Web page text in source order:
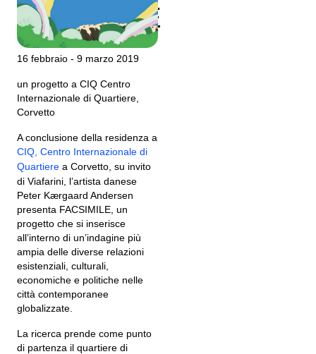
FACSIMILE
16 febbraio - 9 marzo 2019
un progetto a CIQ Centro
Internazionale di Quartiere,
Corvetto
A conclusione della residenza a
CIQ, Centro Internazionale di
Quartiere a Corvetto, su invito
di Viafarini, l’artista danese
Peter Kærgaard Andersen
presenta FACSIMILE, un
progetto che si inserisce
all’interno di un’indagine più
ampia delle diverse relazioni
esistenziali, culturali,
economiche e politiche nelle
città contemporanee
globalizzate.
La ricerca prende come punto
di partenza il quartiere di